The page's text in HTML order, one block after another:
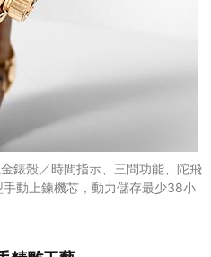
錶殼／時間指示、三問功能、陀飛
動上鍊機芯，動力儲存最少38小